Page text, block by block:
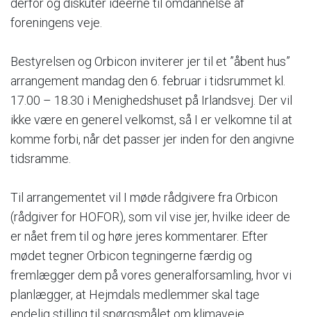
derfor og diskuter ideerne til omdannelse af
foreningens veje.
Bestyrelsen og Orbicon inviterer jer til et ”åbent hus”
arrangement mandag den 6. februar i tidsrummet kl.
17.00 – 18.30 i Menighedshuset på Irlandsvej. Der vil
ikke være en generel velkomst, så I er velkomne til at
komme forbi, når det passer jer inden for den angivne
tidsramme.
Til arrangementet vil I møde rådgivere fra Orbicon
(rådgiver for HOFOR), som vil vise jer, hvilke ideer de
er nået frem til og høre jeres kommentarer. Efter
mødet tegner Orbicon tegningerne færdig og
fremlægger dem på vores generalforsamling, hvor vi
planlægger, at Hejmdals medlemmer skal tage
endelig stilling til spørgsmålet om klimaveje.